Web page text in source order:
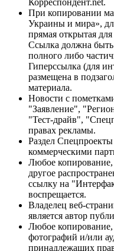
При копировании
Украины и мира»,
прямая открытая
Ссылка должна быть
полного либо
Гиперссылка (для
размещена в
материала.
Новости с
"Заявление",
"Тест-драйв",
правах рекламы.
Раздел Спецпроекты
коммерческими
Любое
другое
ссылку на
воспрещается.
Владелец веб-
является автор
Любое копирование,
фотографий и/или
принадлежащих